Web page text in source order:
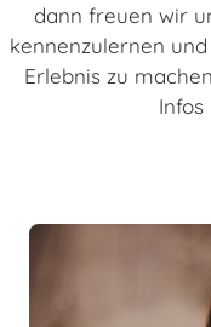
dann freuen wir
kennenzulernen
Erlebnis zu